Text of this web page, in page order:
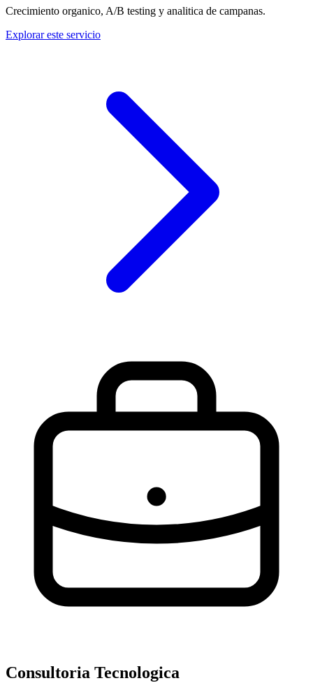
Crecimiento organico, A/B testing y analitica de campanas.
Explorar este servicio
Consultoria Tecnologica